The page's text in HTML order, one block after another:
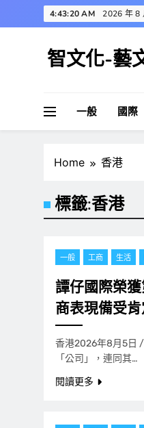
to
4:43:21 AM 2026 年 8
智文化-藝
一般 國際
Home 香港
標籤:香港
一般 工商 生活
譚仔國際榮
商表現備受
香港2026年8月5日
「公司」，連同其…
閱讀更多